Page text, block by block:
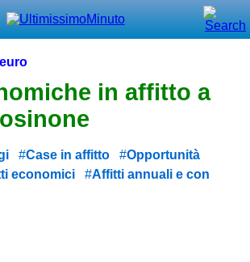
in affitto a
Case in affitto
Opportunità
economici
Affitti annuali e con